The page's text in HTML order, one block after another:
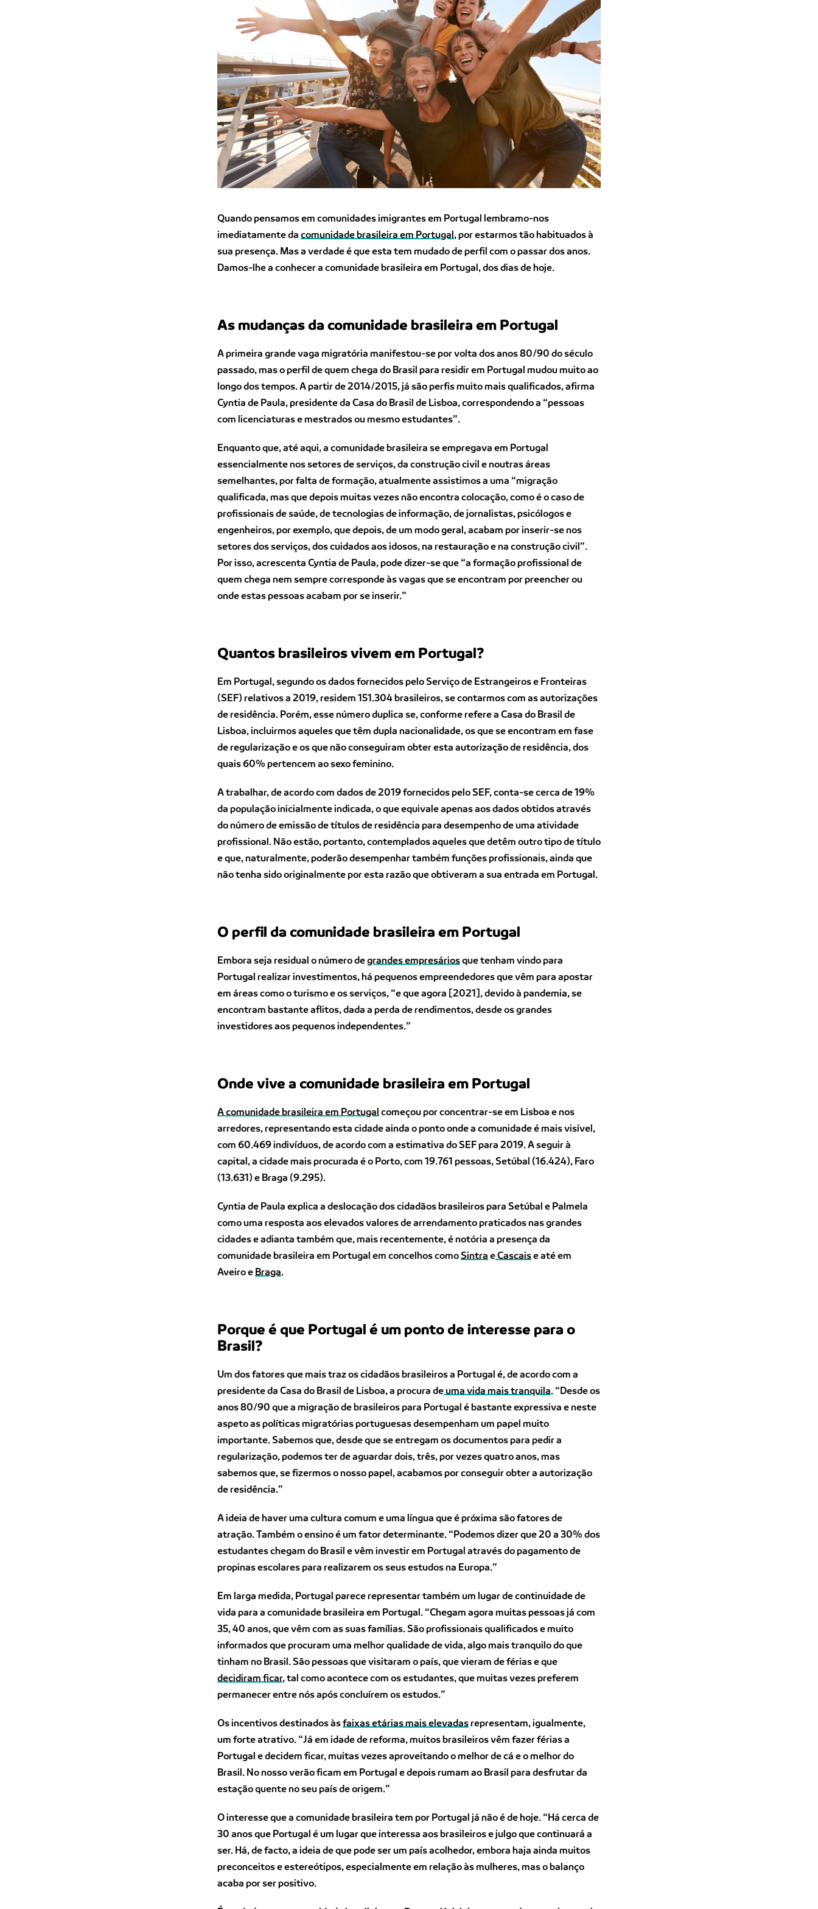
Quando pensamos em comunidades imigrantes em Portugal lembramo-nos
imediatamente da comunidade brasileira em Portugal, por estarmos tão habituados à
sua presença. Mas a verdade é que esta tem mudado de perfil com o passar dos anos.
Damos-lhe a conhecer a comunidade brasileira em Portugal, dos dias de hoje.
As mudanças da comunidade brasileira em Portugal
A primeira grande vaga migratória manifestou-se por volta dos anos 80/90 do século
passado, mas o perfil de quem chega do Brasil para residir em Portugal mudou muito ao
longo dos tempos. A partir de 2014/2015, já são perfis muito mais qualificados, afirma
Cyntia de Paula, presidente da Casa do Brasil de Lisboa, correspondendo a “pessoas
com licenciaturas e mestrados ou mesmo estudantes”.
Enquanto que, até aqui, a comunidade brasileira se empregava em Portugal
essencialmente nos setores de serviços, da construção civil e noutras áreas
semelhantes, por falta de formação, atualmente assistimos a uma “migração
qualificada, mas que depois muitas vezes não encontra colocação, como é o caso de
profissionais de saúde, de tecnologias de informação, de jornalistas, psicólogos e
engenheiros, por exemplo, que depois, de um modo geral, acabam por inserir-se nos
setores dos serviços, dos cuidados aos idosos, na restauração e na construção civil”.
Por isso, acrescenta Cyntia de Paula, pode dizer-se que “a formação profissional de
quem chega nem sempre corresponde às vagas que se encontram por preencher ou
onde estas pessoas acabam por se inserir.”
Quantos brasileiros vivem em Portugal?
Em Portugal, segundo os dados fornecidos pelo Serviço de Estrangeiros e Fronteiras
(SEF) relativos a 2019, residem 151.304 brasileiros, se contarmos com as autorizações
de residência. Porém, esse número duplica se, conforme refere a Casa do Brasil de
Lisboa, incluirmos aqueles que têm dupla nacionalidade, os que se encontram em fase
de regularização e os que não conseguiram obter esta autorização de residência, dos
quais 60% pertencem ao sexo feminino.
A trabalhar, de acordo com dados de 2019 fornecidos pelo SEF, conta-se cerca de 19%
da população inicialmente indicada, o que equivale apenas aos dados obtidos através
do número de emissão de títulos de residência para desempenho de uma atividade
profissional. Não estão, portanto, contemplados aqueles que detêm outro tipo de título
e que, naturalmente, poderão desempenhar também funções profissionais, ainda que
não tenha sido originalmente por esta razão que obtiveram a sua entrada em Portugal.
O perfil da comunidade brasileira em Portugal
Embora seja residual o número degrandes empresáriosque tenham vindo para
Portugal realizar investimentos, há pequenos empreendedores que vêm para apostar
em áreas como o turismo e os serviços, “e que agora [2021], devido à pandemia, se
encontram bastante aflitos, dada a perda de rendimentos, desde os grandes
investidores aos pequenos independentes.”
Onde vive a comunidade brasileira em Portugal
A comunidade brasileira em Portugal começou por concentrar-se em Lisboa e nos
arredores, representando esta cidade ainda o ponto onde a comunidade é mais visível,
com 60.469 indivíduos, de acordo com a estimativa do SEF para 2019. A seguir à
capital, a cidade mais procurada é o Porto, com 19.761 pessoas, Setúbal (16.424), Faro
(13.631) e Braga (9.295).
Cyntia de Paula explica a deslocação dos cidadãos brasileiros para Setúbal e Palmela
como uma resposta aos elevados valores de arrendamento praticados nas grandes
cidades e adianta também que, mais recentemente, é notória a presença da
comunidade brasileira em Portugal em concelhos comoSintra eCascaise até em
Aveiro e Braga.
Porque é que Portugal é um ponto de interesse para o
Brasil?
Um dos fatores que mais traz os cidadãos brasileiros a Portugal é, de acordo com a
presidente da Casa do Brasil de Lisboa, a procura deuma vida mais tranquila. “Desde os
anos 80/90 que a migração de brasileiros para Portugal é bastante expressiva e neste
aspeto as políticas migratórias portuguesas desempenham um papel muito
importante. Sabemos que, desde que se entregam os documentos para pedir a
regularização, podemos ter de aguardar dois, três, por vezes quatro anos, mas
sabemos que, se fizermos o nosso papel, acabamos por conseguir obter a autorização
de residência.”
A ideia de haver uma cultura comum e uma língua que é próxima são fatores de
atração. Também o ensino é um fator determinante. “Podemos dizer que 20 a 30% dos
estudantes chegam do Brasil e vêm investir em Portugal através do pagamento de
propinas escolares para realizarem os seus estudos na Europa.”
Em larga medida, Portugal parece representar também um lugar de continuidade de
vida para a comunidade brasileira em Portugal. “Chegam agora muitas pessoas já com
35, 40 anos, que vêm com as suas famílias. São profissionais qualificados e muito
informados que procuram uma melhor qualidade de vida, algo mais tranquilo do que
tinham no Brasil. São pessoas que visitaram o país, que vieram de férias e que
decidiram ficar, tal como acontece com os estudantes, que muitas vezes preferem
permanecer entre nós após concluírem os estudos.”
Os incentivos destinados àsfaixas etárias mais elevadasrepresentam, igualmente,
um forte atrativo. “Já em idade de reforma, muitos brasileiros vêm fazer férias a
Portugal e decidem ficar, muitas vezes aproveitando o melhor de cá e o melhor do
Brasil. No nosso verão ficam em Portugal e depois rumam ao Brasil para desfrutar da
estação quente no seu país de origem.”
O interesse que a comunidade brasileira tem por Portugal já não é de hoje. “Há cerca de
30 anos que Portugal é um lugar que interessa aos brasileiros e julgo que continuará a
ser. Há, de facto, a ideia de que pode ser um país acolhedor, embora haja ainda muitos
preconceitos e estereótipos, especialmente em relação às mulheres, mas o balanço
acaba por ser positivo.